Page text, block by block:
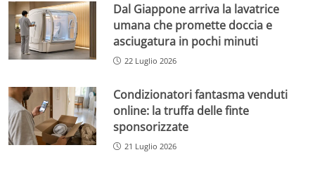
Dal Giappone arriva la lavatrice
umana che promette doccia e
asciugatura in pochi minuti
22 Luglio 2026
Condizionatori fantasma venduti
online: la truffa delle finte
sponsorizzate
21 Luglio 2026